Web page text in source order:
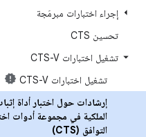
إجراء اختبارات مبرمَجة
تحسين CTS
تشغيل اختبارات CTS-V
تشغيل اختبارات CTS-V
إرشادات حول اختبار أداة
الملكية في مجموعة أدوات
التوافق (CTS)